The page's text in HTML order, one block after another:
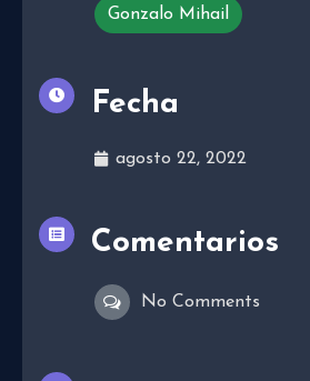
Gonzalo Mihail
Fecha
agosto 22, 2022
Comentarios
No Comments